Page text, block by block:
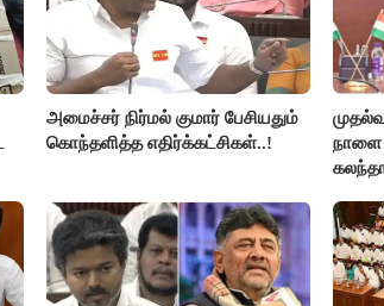
அமைச்சர் நிர்மல் குமார் பேசியதும்
கொந்தளித்த எதிர்க்கட்சிகள்..!
நாளை